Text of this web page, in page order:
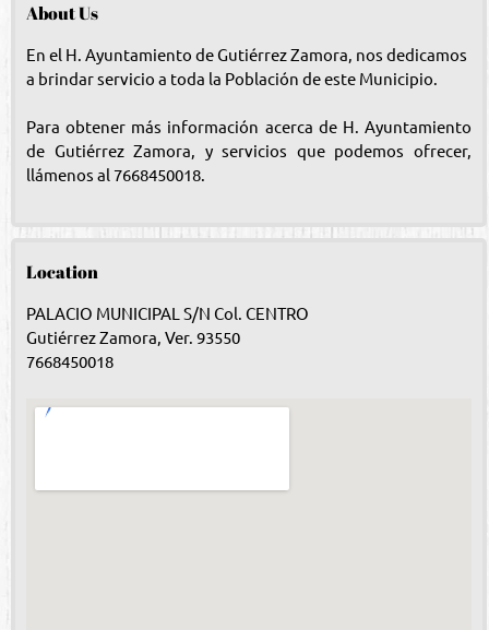
About Us
En el H. Ayuntamiento de Gutiérrez Zamora, nos dedicamos
a brindar servicio a toda la Población de este Municipio.
Para obtener más información acerca de H. Ayuntamiento
de Gutiérrez Zamora, y servicios que podemos ofrecer,
llámenos al 7668450018.
Location
PALACIO MUNICIPAL S/N Col. CENTRO
Gutiérrez Zamora, Ver. 93550
7668450018